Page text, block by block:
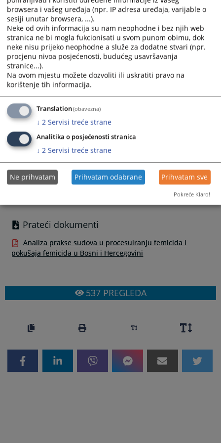
primjeni Pravilnika o plaćenim odsustvima sudija i tužilaca, te
obaveznom obavještavanju Vijeća o službenim putovanjima u
inostranstvo.
Publikaciju objavljujemo u skladu sa četvrtim zaključkom kojim
su rukovodioci pravosudnih institucija dobijene pravne
informacije i edukativne materijale, uključujući zaključke, ako
su isti doneseni, te elektronske materijale ili linkove na kojima
se materijali nalaze, dužni dostaviti Stalnoj komisiji za
edukaciju i sudsku dokumentaciju VSTV-a BiH, radi njihove
za sudsku dokumentaciju i edukaciju VSTV-a BiH.
Prikazana vijest je na
Obavijest o preuzimanju sadržaja
Napomena:U slučaju preuzimanja vijesti istu preuzeti u
integralnom obliku uz navođenje izvora informacije.
Prateći dokumenti
Analiza prakse sudova u procesuiranju femicida i
pokušaja femicida u Bosni i Hercegovini
537PREGLEDA
browsera i vašeg uređaja (npr. IP adresa uređaja, varijable o
sesiji unutar browsera, ...).
Neke od ovih informacija su nam neophodne i bez njih web
stranica ne bi mogla fukcionisati u svom punom obimu, dok
neke nisu prijeko neophodne a služe za dodatne stvari (npr.
procjenu nivoa posjećenosti, budućeg usavršavanja
stranice...).
Na ovom mjestu možete dozvoliti ili uskratiti pravo na
korištenje tih informacija.
Translation(obavezna)
↓ 2 Servisi treće strane
Analitika o posjećenosti stranica
↓ 2 Servisi treće strane
Ne prihvatam Prihvatam odabrane Prihvatam sve
Pokreće Klaro!